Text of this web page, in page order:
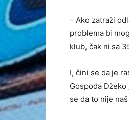
– Ako zatraži
problema bi
klub, čak ni sa
I, čini se da je
Gospođa
se da to nije